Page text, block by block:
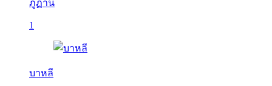
ภูฏาน
1
บาหลี